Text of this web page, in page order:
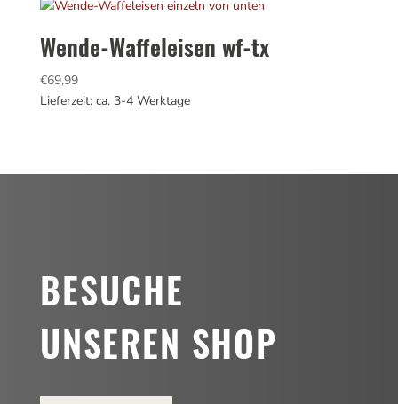
Wende-Waffeleisen wf-tx
€69,99
Lieferzeit: ca. 3-4 Werktage
BESUCHE
UNSEREN SHOP